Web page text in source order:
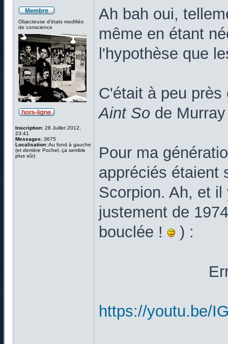
Objecteuse d'états modifiés
de conscience
Inscription: 28 Juillet 2012,
23:41
Messages: 3675
Localisation:Au fond à gauche
(et derrière Pochel, ça semble
plus sûr)
Ah bah oui,
même en étant
l'hypothèse que
C'était à peu
Aint So de
Pour ma
appréciés étaient
Scorpion. Ah, et
justement de
bouclée !
) :
https://youtu.be/